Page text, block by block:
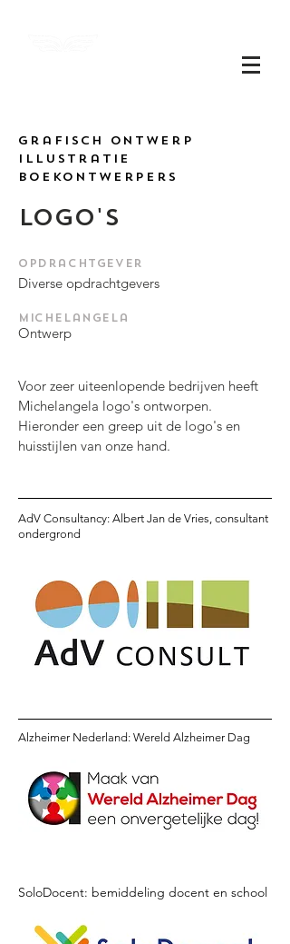
grafisch ontwerp
Illustratie
boekontwerpers
logo's
​Opdrachtgever
Diverse opdrachtgevers
Michelangela
Ontwerp
Voor zeer uiteenlopende bedrijven heeft
Michelangela logo's ontworpen.
Hieronder een greep uit de logo's en
huisstijlen van onze hand.
AdV Consultancy: Albert Jan de Vries, consultant
ondergrond
Alzheimer Nederland: Wereld Alzheimer Dag
SoloDocent: bemiddeling docent en school